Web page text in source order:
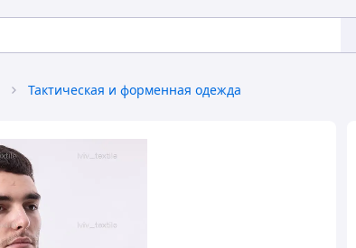
Тактическая и форменная одежда